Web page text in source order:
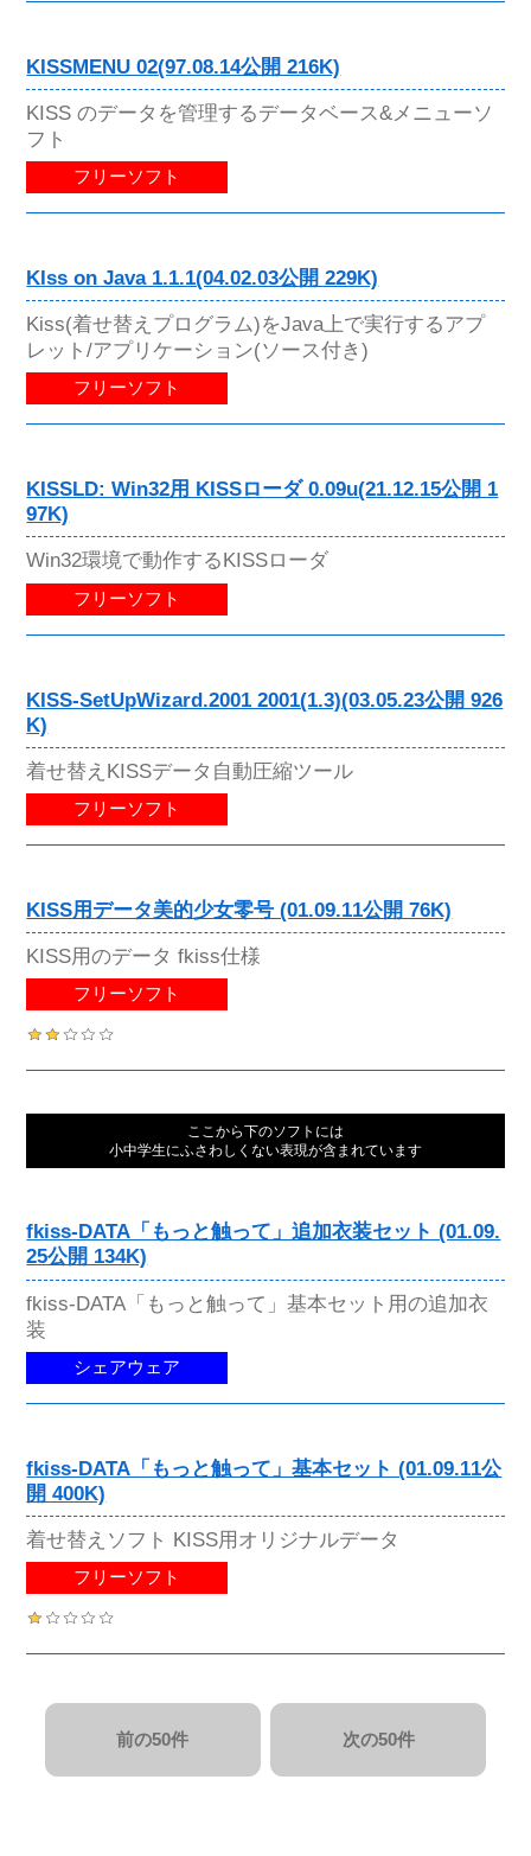
KISSMENU 02(97.08.14公開 216K)
KISS のデータを管理するデータベース&メニューソ
フト
フリーソフト
KIss on Java 1.1.1(04.02.03公開 229K)
Kiss(着せ替えプログラム)をJava上で実行するアプ
レット/アプリケーション(ソース付き)
フリーソフト
KISSLD: Win32用 KISSローダ 0.09u(21.12.15公開 1
97K)
Win32環境で動作するKISSローダ
フリーソフト
KISS-SetUpWizard.2001 2001(1.3)(03.05.23公開 926
K)
着せ替えKISSデータ自動圧縮ツール
フリーソフト
KISS用データ美的少女零号 (01.09.11公開 76K)
KISS用のデータ fkiss仕様
フリーソフト
ここから下のソフトには
小中学生にふさわしくない表現が含まれています
fkiss-DATA「もっと触って」追加衣装セット (01.09.
25公開 134K)
fkiss-DATA「もっと触って」基本セット用の追加衣
装
シェアウェア
fkiss-DATA「もっと触って」基本セット (01.09.11公
開 400K)
着せ替えソフト KISS用オリジナルデータ
フリーソフト
前の50件 次の50件